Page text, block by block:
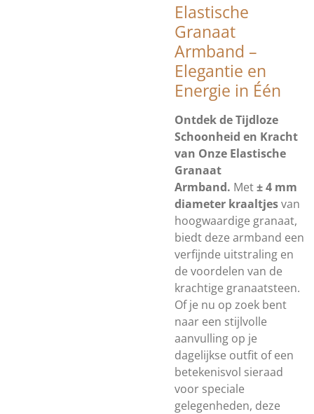
Elastische
Granaat
Armband –
Elegantie en
Energie in Één
Ontdek de Tijdloze
Schoonheid en Kracht
van Onze Elastische
Granaat
Armband. Met± 4 mm
diameter kraaltjesvan
hoogwaardige granaat,
biedt deze armband een
verfijnde uitstraling en
de voordelen van de
krachtige granaatsteen.
Of je nu op zoek bent
naar een stijlvolle
aanvulling op je
dagelijkse outfit of een
betekenisvol sieraad
voor speciale
gelegenheden, deze